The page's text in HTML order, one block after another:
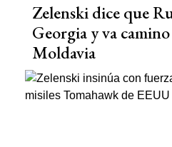
Zelenski dice que
Georgia y va
Moldavia